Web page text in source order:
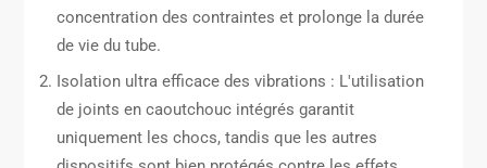
concentration des contraintes et prolonge la durée
de vie du tube.
Isolation ultra efficace des vibrations : L'utilisation
de joints en caoutchouc intégrés garantit
uniquement les chocs, tandis que les autres